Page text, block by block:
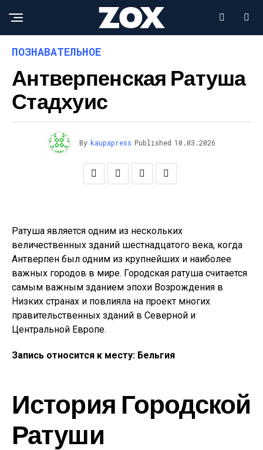
ПОЗНАВАТЕЛЬНОЕ
Антверпенская Ратуша
Стадхуис
By kaupapress Published 10.03.2026
Ратуша является одним из нескольких
величественных зданий шестнадцатого века, когда
Антверпен был одним из крупнейших и наиболее
важных городов в мире. Городская ратуша считается
самым важным зданием эпохи Возрождения в
Низких странах и повлияла на проект многих
правительственных зданий в Северной и
Центральной Европе.
Запись относится к месту: Бельгия
История Городской
Ратуши